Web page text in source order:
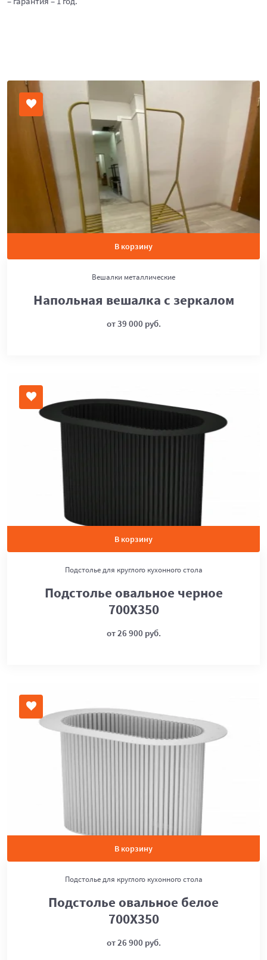
В корзину
Вешалки металлические
Напольная вешалка с зеркалом
от 39 000 руб.
В корзину
Подстолье для круглого кухонного стола
Подстолье овальное черное
700Х350
от 26 900 руб.
В корзину
Подстолье для круглого кухонного стола
Подстолье овальное белое
700Х350
от 26 900 руб.